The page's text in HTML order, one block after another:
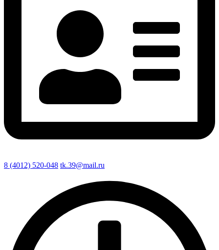
8 (4012) 520-048 tk.39@mail.ru